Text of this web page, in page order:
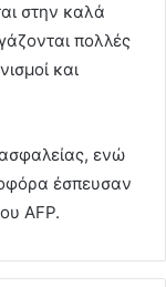
στην καλά
πολλές
και
ενώ
έσπευσαν
AFP.